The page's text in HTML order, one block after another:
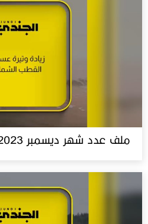
ملف عدد شهر ديسمبر 2023